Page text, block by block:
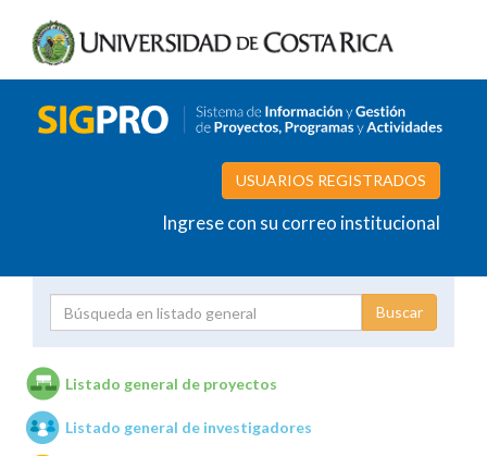
USUARIOS REGISTRADOS
Ingrese con su correo institucional
Unidades de investigación
Listado general de proyectos
Listado general de investigadores